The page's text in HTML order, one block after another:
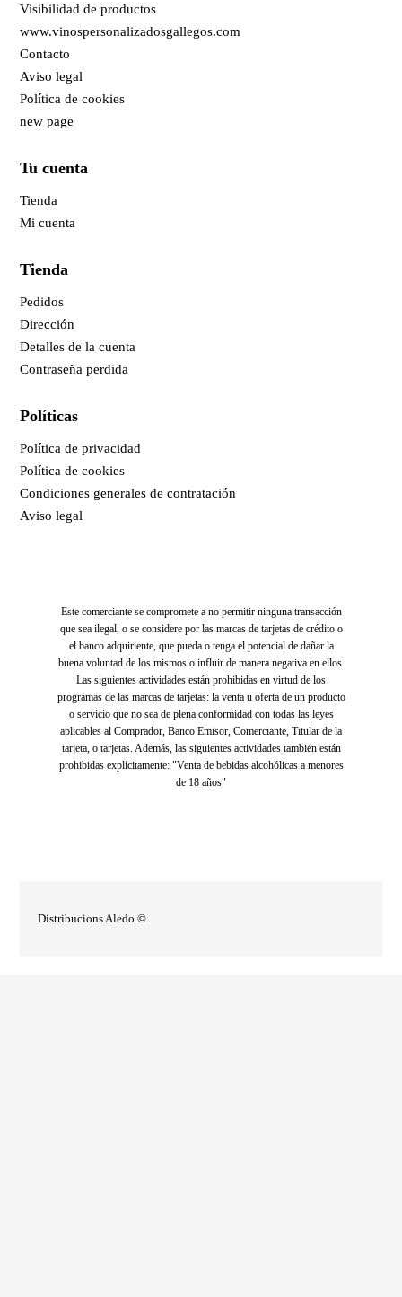
Visibilidad de productos
www.vinospersonalizadosgallegos.com
Contacto
Aviso legal
Política de cookies
new page
Tu cuenta
Tienda
Mi cuenta
Tienda
Pedidos
Dirección
Detalles de la cuenta
Contraseña perdida
Políticas
Política de privacidad
Política de cookies
Condiciones generales de contratación
Aviso legal
Este comerciante se compromete a no permitir ninguna transacción
que sea ilegal, o se considere por las marcas de tarjetas de crédito o
el banco adquiriente, que pueda o tenga el potencial de dañar la
buena voluntad de los mismos o influir de manera negativa en ellos.
Las siguientes actividades están prohibidas en virtud de los
programas de las marcas de tarjetas: la venta u oferta de un producto
o servicio que no sea de plena conformidad con todas las leyes
aplicables al Comprador, Banco Emisor, Comerciante, Titular de la
tarjeta, o tarjetas. Además, las siguientes actividades también están
prohibidas explícitamente: "Venta de bebidas alcohólicas a menores
de 18 años"
Distribucions Aledo ©